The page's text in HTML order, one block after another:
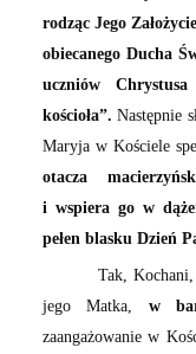
rodząc Jego
obiecanego Ducha
uczniów
kościoła”. Następnie
Maryja w Kościele
otacza
i wspiera go w
pełen blasku Dzień
Tak,
jego Matka, w
zaangażowanie w